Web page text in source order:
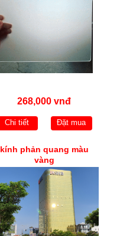
268,000 vnđ
Chi tiết Đặt mua
kính phản quang màu
vàng